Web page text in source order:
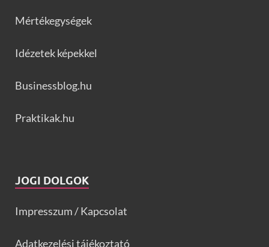
Mértékegységek
Idézetek képekkel
Businessblog.hu
Praktikak.hu
JOGI DOLGOK
Impresszum / Kapcsolat
Adatkezelési tájékoztató